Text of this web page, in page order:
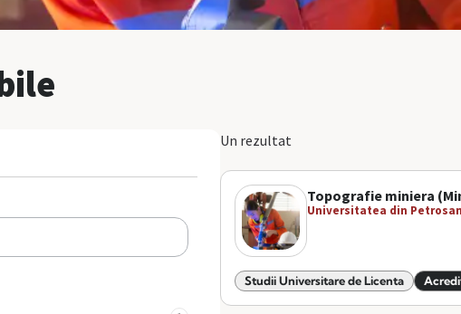
Un rezultat
Topografie miniera
Universitatea din
Studii Universitare de Licenta